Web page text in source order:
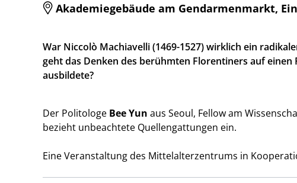
Akademiegebäude am Gendarmenmarkt,
War Niccolò Machiavelli (1469-1527) wirklich ein
geht das Denken des berühmten Florentiners auf
ausbildete?
Der Politologe Bee Yun aus Seoul, Fellow am
bezieht unbeachtete Quellengattungen ein.
Eine Veranstaltung des Mittelalterzentrums in